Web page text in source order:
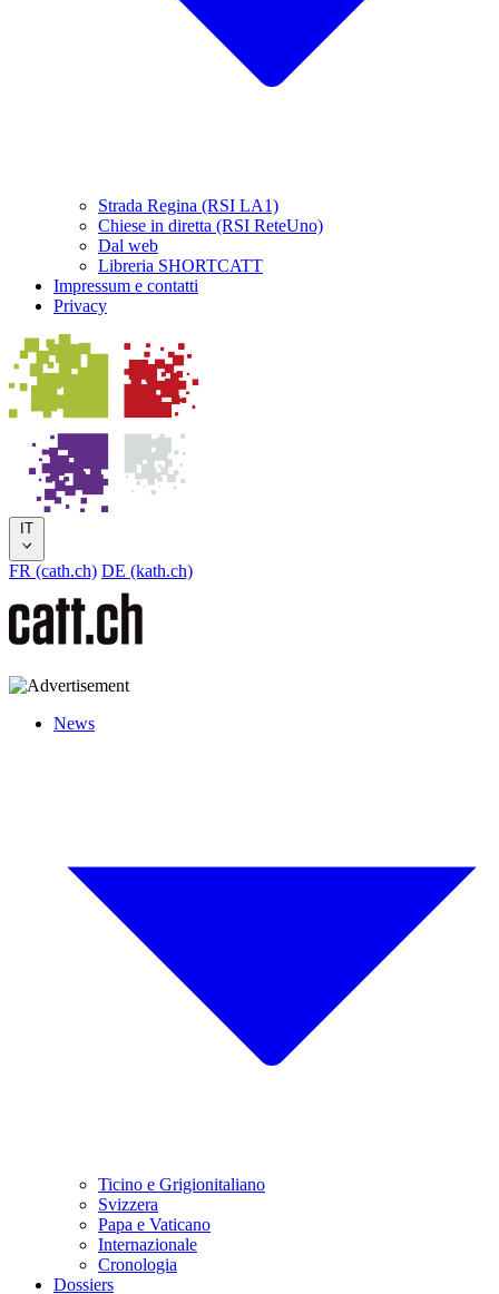
Strada Regina (RSI LA1)
Chiese in diretta (RSI ReteUno)
Dal web
Libreria SHORTCATT
Impressum e contatti
Privacy
IT
FR (cath.ch) DE (kath.ch)
News
Ticino e Grigionitaliano
Svizzera
Papa e Vaticano
Internazionale
Cronologia
Dossiers